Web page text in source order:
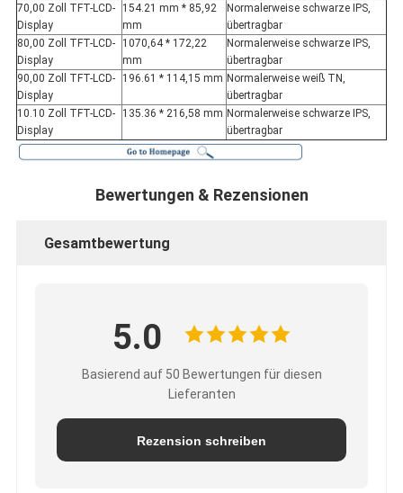
70,00 Zoll TFT-LCD-
Display
154.21 mm * 85,92
mm
Normalerweise schwarze IPS,
übertragbar
80,00 Zoll TFT-LCD-
Display
1070,64 * 172,22
mm
Normalerweise schwarze IPS,
übertragbar
90,00 Zoll TFT-LCD-
Display
196.61 * 114,15 mm Normalerweise weiß TN,
übertragbar
10.10 Zoll TFT-LCD-
Display
135.36 * 216,58 mm Normalerweise schwarze IPS,
übertragbar
Bewertungen & Rezensionen
Gesamtbewertung
5.0
Basierend auf 50 Bewertungen für diesen
Lieferanten
Rezension schreiben